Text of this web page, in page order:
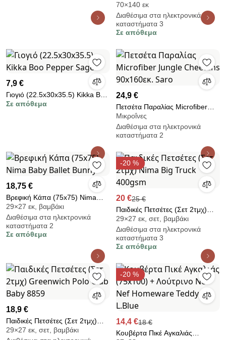
Microfiber 2 Όψεων (70x140)
Greenwich Polo Club Junior
4040
70×140 εκ
Διαθέσιμα στα ηλεκτρονικά
καταστήματα 3
Σε απόθεμα
7,9 €
Γιογιό (22.5x30x35.5) Kikka Boo
Pepper Sage
Σε απόθεμα
24,9 €
Πετσέτα Παραλίας Microfiber
Jungle Cheetahs 90x160εκ.
Saro
Μικροΐνες
Διαθέσιμα στα ηλεκτρονικά
καταστήματα 2
18,75 €
Βρεφική Κάπα (75x75) Nima
Baby Ballet Bunny
29×27 εκ, βαμβάκι
Διαθέσιμα στα ηλεκτρονικά
καταστήματα 2
Σε απόθεμα
-20 %
20 €25 €
Παιδικές Πετσέτες (Σετ 2τμχ)
Nima Big Truck 400gsm
29×27 εκ, σετ, βαμβάκι
Διαθέσιμα στα ηλεκτρονικά
καταστήματα 3
Σε απόθεμα
18,9 €
Παιδικές Πετσέτες (Σετ 2τμχ)
Greenwich Polo Club Baby 8859
29×27 εκ, σετ, βαμβάκι
-20 %
14,4 €18 €
Κουβέρτα Πικέ Αγκαλιάς